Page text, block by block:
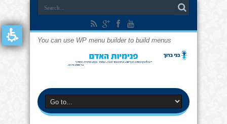
You can use WP menu builder to build menus